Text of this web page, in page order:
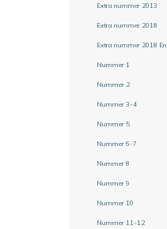
Extra nummer 2013
Extra nummer 2018
Extra nummer 2018
Nummer 1
Nummer 2
Nummer 3-4
Nummer 5
Nummer 6-7
Nummer 8
Nummer 9
Nummer 10
Nummer 11-12